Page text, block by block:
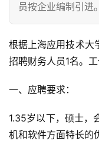
员按企业编制引进
根据上海应用技术大
招聘财务人员1名。
一、应聘要求：
1.35岁以下，硕士，
机和软件方面特长的